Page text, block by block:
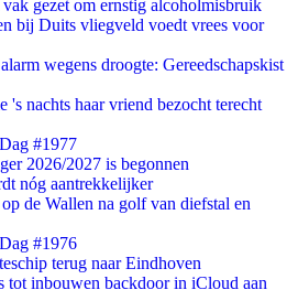
gezet om ernstig alcoholmisbruik
bij Duits vliegveld voedt vrees voor
wegens droogte: Gereedschapskist
's nachts haar vriend bezocht terecht
#1977
2026/2027 is begonnen
nóg aantrekkelijker
de Wallen na golf van diefstal en
#1976
terug naar Eindhoven
tot inbouwen backdoor in iCloud aan